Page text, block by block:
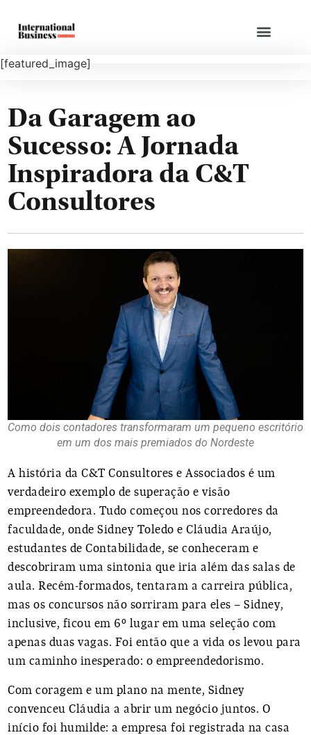
[featured_image]
Da Garagem ao
Sucesso: A Jornada
Inspiradora da C&T
Consultores
Como dois contadores transformaram um pequeno escritório
em um dos mais premiados do Nordeste
A história da C&T Consultores e Associados é um
verdadeiro exemplo de superação e visão
empreendedora. Tudo começou nos corredores da
faculdade, onde Sidney Toledo e Cláudia Araújo,
estudantes de Contabilidade, se conheceram e
descobriram uma sintonia que iria além das salas de
aula. Recém-formados, tentaram a carreira pública,
mas os concursos não sorriram para eles – Sidney,
inclusive, ficou em 6º lugar em uma seleção com
apenas duas vagas. Foi então que a vida os levou para
um caminho inesperado: o empreendedorismo.
Com coragem e um plano na mente, Sidney
convenceu Cláudia a abrir um negócio juntos. O
início foi humilde: a empresa foi registrada na casa